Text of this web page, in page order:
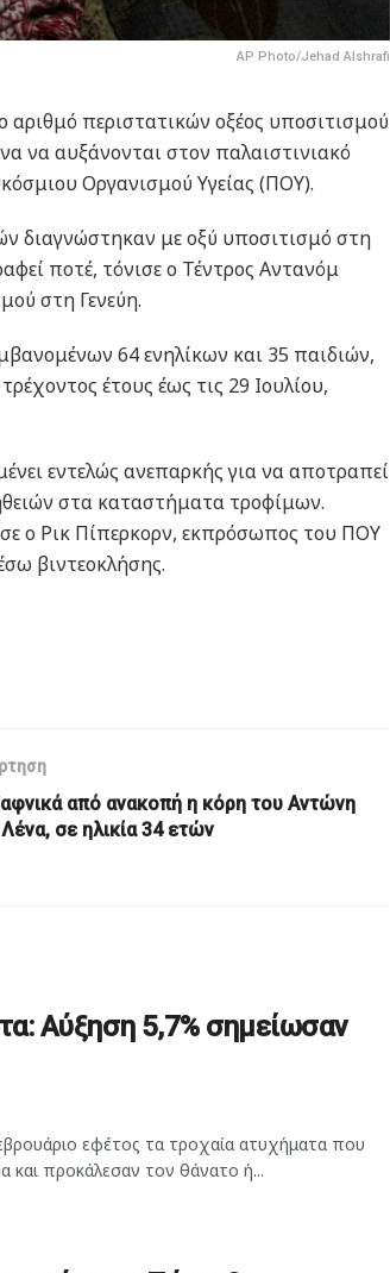
AP Photo/Jehad Alshrafi
περιστατικών οξέος υποσιτισμού
να αυξάνονται στον παλαιστινιακό
Οργανισμού Υγείας (ΠΟΥ).
διαγνώστηκαν με οξύ υποσιτισμό στη
ποτέ, τόνισε ο Τέντρος Αντανόμ
στη Γενεύη.
64 ενηλίκων και 35 παιδιών,
έτους έως τις 29 Ιουλίου,
εντελώς ανεπαρκής για να αποτραπεί
στα καταστήματα τροφίμων.
ο Ρικ Πίπερκορν, εκπρόσωπος του ΠΟΥ
βιντεοκλήσης.
από ανακοπή η κόρη του Αντώνη
σε ηλικία 34 ετών
Αύξηση 5,7% σημείωσαν
εφέτος τα τροχαία ατυχήματα που
και προκάλεσαν τον θάνατο ή...